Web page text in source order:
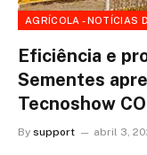
AGRÍCOLA - NOTÍCIAS
Eficiência e
Sementes
Tecnoshow
By support abril 3,